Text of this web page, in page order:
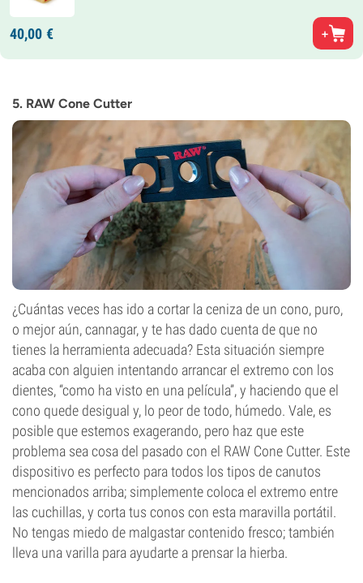
40,00 €
5. RAW Cone Cutter
¿Cuántas veces has ido a cortar la ceniza de un cono, puro,
o mejor aún, cannagar, y te has dado cuenta de que no
tienes la herramienta adecuada? Esta situación siempre
acaba con alguien intentando arrancar el extremo con los
dientes, “como ha visto en una película”, y haciendo que el
cono quede desigual y, lo peor de todo, húmedo. Vale, es
posible que estemos exagerando, pero haz que este
problema sea cosa del pasado con el RAW Cone Cutter. Este
dispositivo es perfecto para todos los tipos de canutos
mencionados arriba; simplemente coloca el extremo entre
las cuchillas, y corta tus conos con esta maravilla portátil.
No tengas miedo de malgastar contenido fresco; también
lleva una varilla para ayudarte a prensar la hierba.